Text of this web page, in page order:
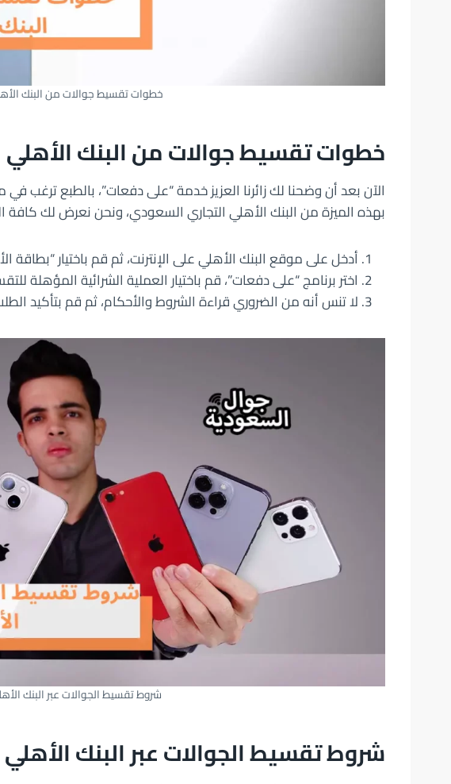
خطوات تقسيط جوالات من البنك
خطوات تقسيط جوالات من البنك الأهلي
الآن بعد أن وضحنا لك زائرنا العزيز خدمة “على دفعات”، بالطبع ترغب
بهذه الميزة من البنك الأهلي التجاري السعودي، ونحن نعرض لك كافة
أدخل على موقع البنك الأهلي على الإنترنت، ثم قم باختيار “بطاقة
اختر برنامج “على دفعات”، قم باختيار العملية الشرائية المؤهلة
لا تنس أنه من الضروري قراءة الشروط والأحكام، ثم قم بتأكيد
شروط تقسيط الجوالات عبر البنك
شروط تقسيط الجوالات عبر البنك الأهلي